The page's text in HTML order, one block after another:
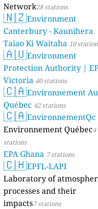
Network28 stations
🇳🇿Environment
Canterbury - Kaunihera
Taiao Ki Waitaha 10
🇦🇺Environment
Protection Authority |
Victoria 40 stations
🇨🇦Environnement Au
Québec 42 stations
🇨🇦EnvironnementQc
Environnement Québec4
stations
EPA Ghana 7 stations
🇨🇭EPFL-LAPI
Laboratory of
processes and their
impacts7 stations